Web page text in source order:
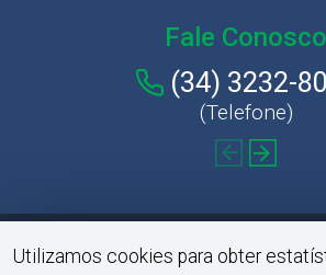
Fale Conosco
(34) 3232-
(Telefone)
Utilizamos cookies para obter